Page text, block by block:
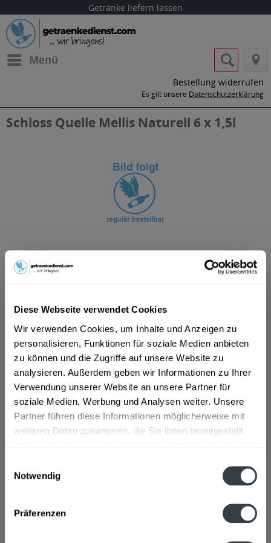
Diese Webseite verwendet Cookies
Wir verwenden Cookies, um Inhalte und Anzeigen zu
personalisieren, Funktionen für soziale Medien anbieten
zu können und die Zugriffe auf unsere Website zu
analysieren. Außerdem geben wir Informationen zu Ihrer
Verwendung unserer Website an unsere Partner für
soziale Medien, Werbung und Analysen weiter. Unsere
Partner führen diese Informationen möglicherweise mit
weiteren Daten zusammen, die Sie ihnen bereitgestellt
Notwendig
Präferenzen
Getränke liefern lassen
Menü
Bestellung widerrufen
Es gilt unsere Datenschutzerklärung
Schloss Quelle Mellis Naturell 6 x 1,5l
ab 6,79 € *
inkl. MwSt.ggf. zzgl. Erschwerniszuschlag
Vorrätig
EINWEG
+1,50 € Pfand
In denWarenkorb
Beschreibung